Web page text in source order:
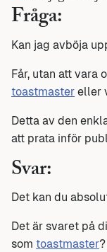
Fråga:
Kan jag avböja
Får, utan att vara
toastmaster eller
Detta av den
att prata inför
Svar:
Det kan du
Det är svaret på
som toastmaster?